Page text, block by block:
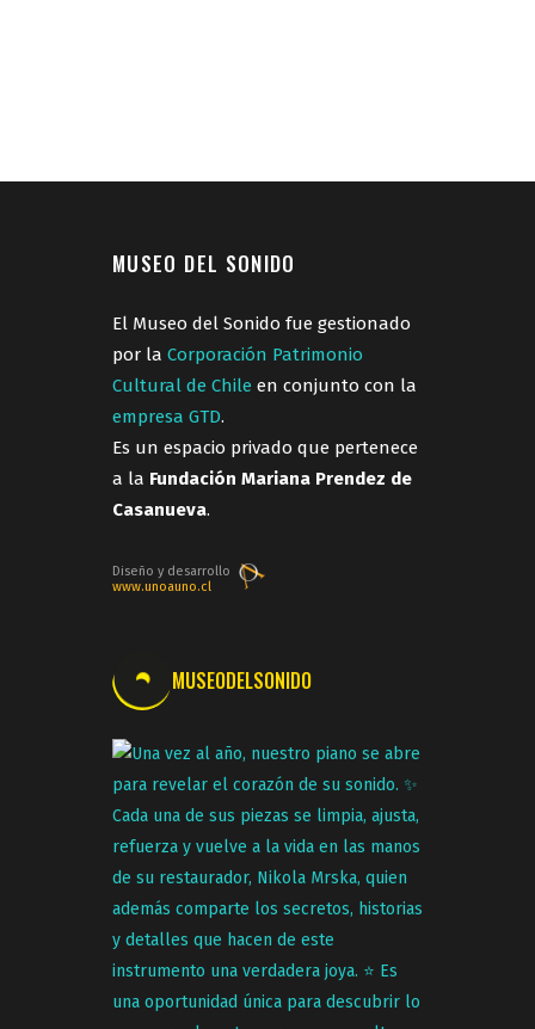
MUSEO DEL SONIDO
El Museo del Sonido fue gestionado
por la Corporación Patrimonio
Cultural de Chile en conjunto con la
empresa GTD.
Es un espacio privado que pertenece
a la Fundación Mariana Prendez de
Casanueva.
Diseño y desarrollo
www.unoauno.cl
MUSEODELSONIDO